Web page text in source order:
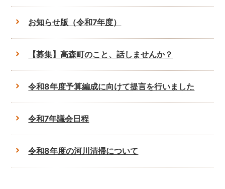
お知らせ版（令和7年度）
【募集】高森町のこと、話しませんか？
令和8年度予算編成に向けて提言を行いました
令和7年議会日程
令和8年度の河川清掃について